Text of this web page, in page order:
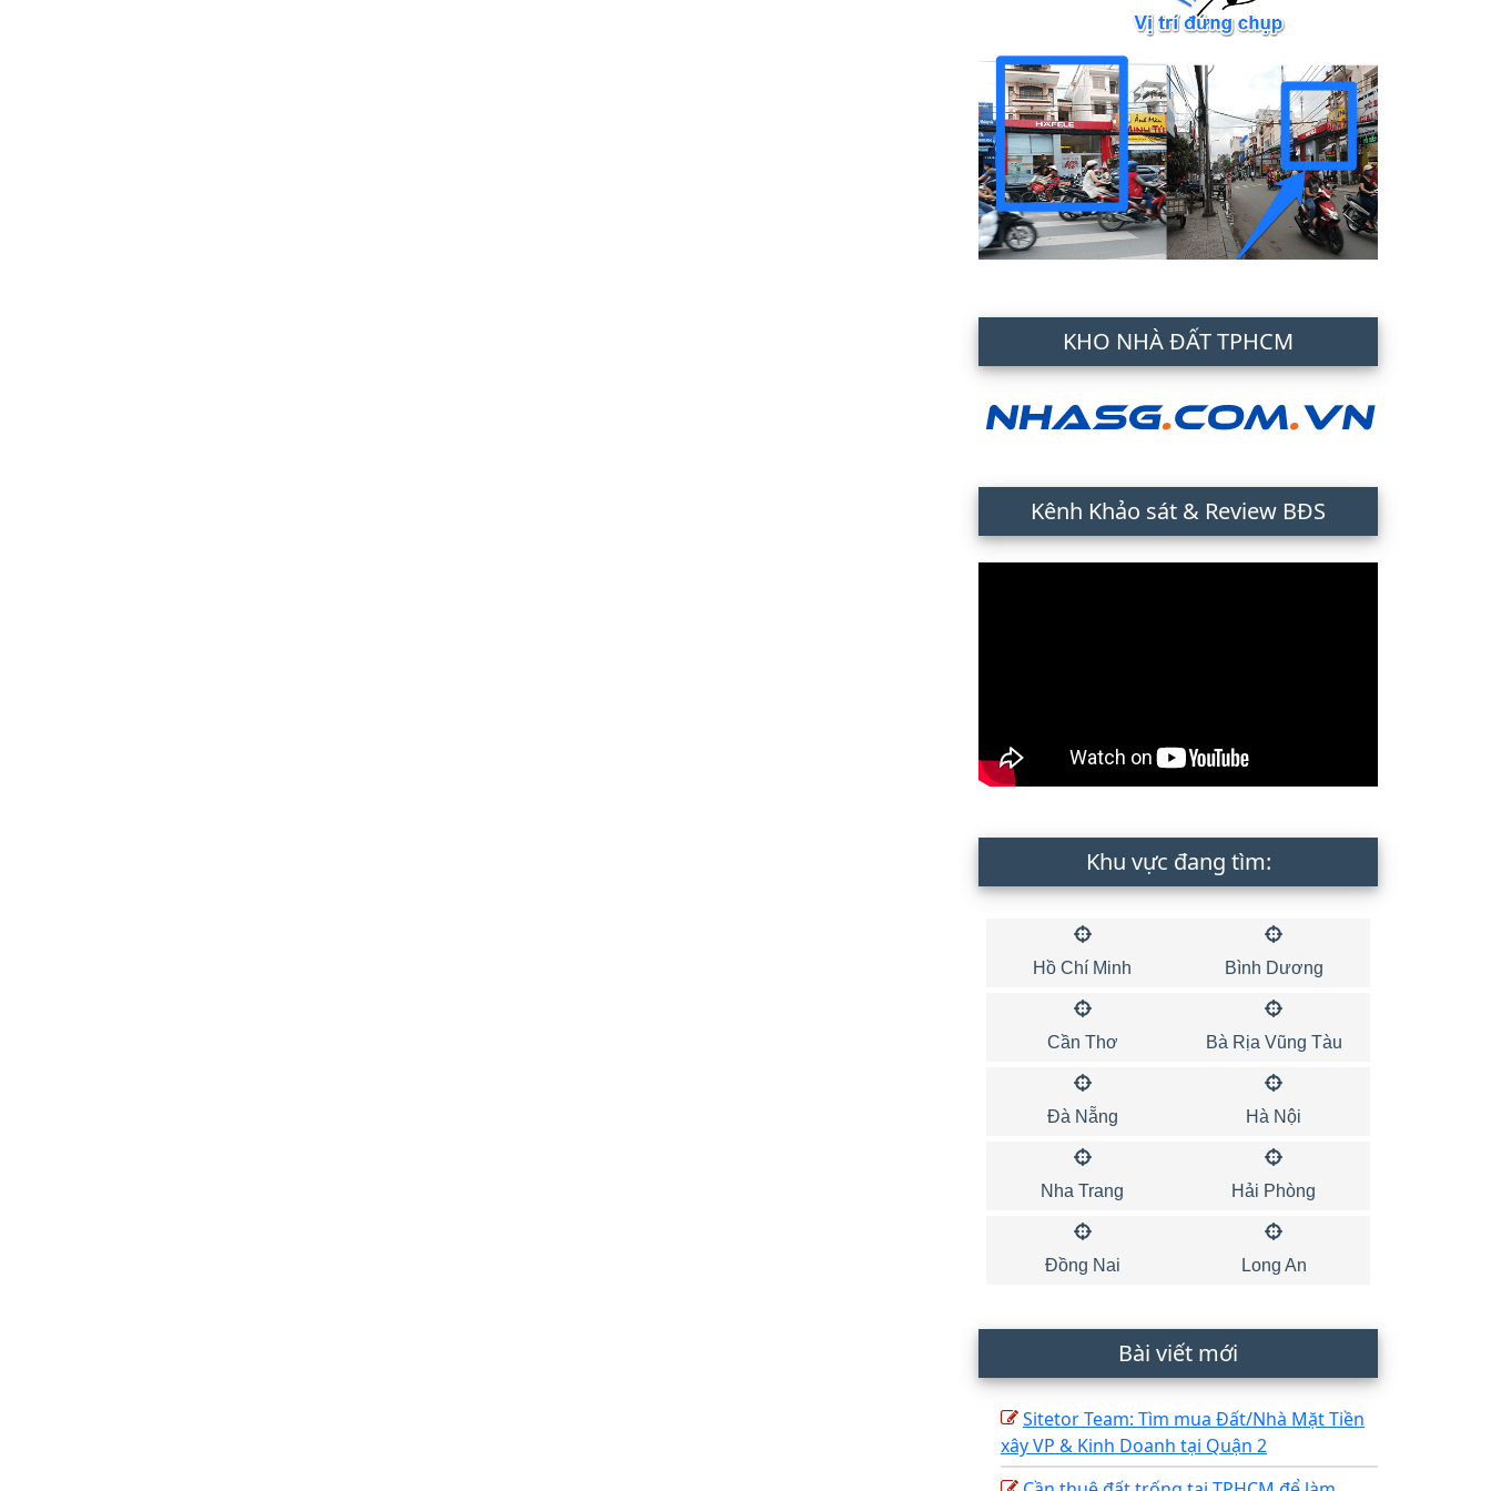
KHO NHÀ ĐẤT TPHCM
Kênh Khảo sát & Review BĐS
Khu vực đang tìm:
Hồ Chí Minh Bình Dương
Cần Thơ Bà Rịa Vũng Tàu
Đà Nẵng Hà Nội
Nha Trang Hải Phòng
Đồng Nai Long An
Bài viết mới
Sitetor Team: Tìm mua Đất/Nhà Mặt Tiền
xây VP & Kinh Doanh tại Quận 2